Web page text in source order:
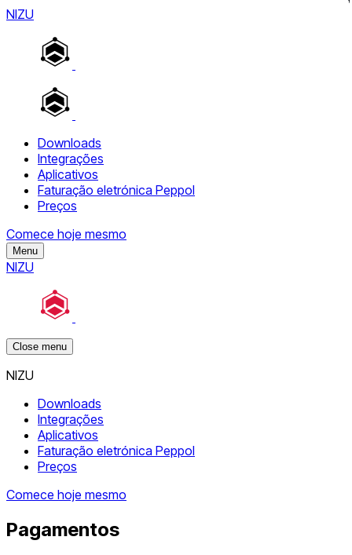
NIZU
Downloads
Integrações
Aplicativos
Faturação eletrónica Peppol
Preços
Comece hoje mesmo
Menu
NIZU
Close menu
NIZU
Downloads
Integrações
Aplicativos
Faturação eletrónica Peppol
Preços
Comece hoje mesmo
Pagamentos